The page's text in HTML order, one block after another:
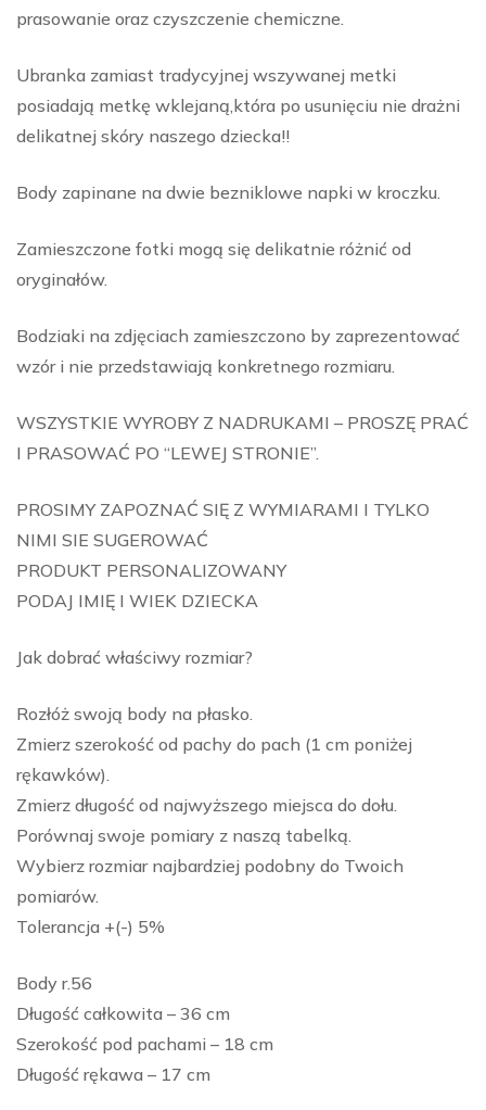
prasowanie oraz czyszczenie chemiczne.
Ubranka zamiast tradycyjnej wszywanej metki
posiadają metkę wklejaną,która po usunięciu nie drażni
delikatnej skóry naszego dziecka!!
Body zapinane na dwie bezniklowe napki w kroczku.
Zamieszczone fotki mogą się delikatnie różnić od
oryginałów.
Bodziaki na zdjęciach zamieszczono by zaprezentować
wzór i nie przedstawiają konkretnego rozmiaru.
WSZYSTKIE WYROBY Z NADRUKAMI – PROSZĘ PRAĆ
I PRASOWAĆ PO “LEWEJ STRONIE”.
PROSIMY ZAPOZNAĆ SIĘ Z WYMIARAMI I TYLKO
NIMI SIE SUGEROWAĆ
PRODUKT PERSONALIZOWANY
PODAJ IMIĘ I WIEK DZIECKA
Jak dobrać właściwy rozmiar?
Rozłóż swoją body na płasko.
Zmierz szerokość od pachy do pach (1 cm poniżej
rękawków).
Zmierz długość od najwyższego miejsca do dołu.
Porównaj swoje pomiary z naszą tabelką.
Wybierz rozmiar najbardziej podobny do Twoich
pomiarów.
Tolerancja +(-) 5%
Body r.56
Długość całkowita – 36 cm
Szerokość pod pachami – 18 cm
Długość rękawa – 17 cm